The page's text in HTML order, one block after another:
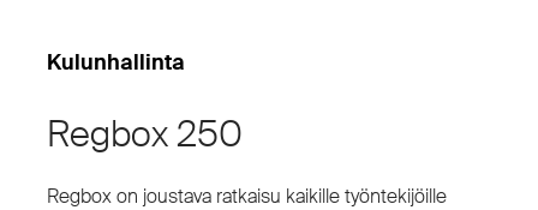
Kulunhallinta
Regbox 250
Regbox on joustava ratkaisu kaikille työntekijöille